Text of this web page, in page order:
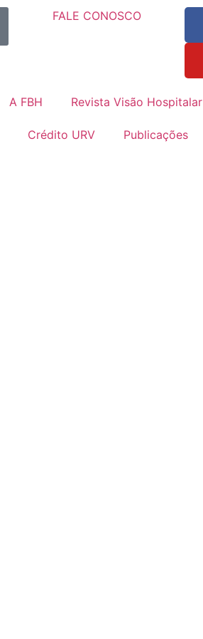
FALE CONOSCO
A FBH Revista Visão Hospitalar
Crédito URV Publicações